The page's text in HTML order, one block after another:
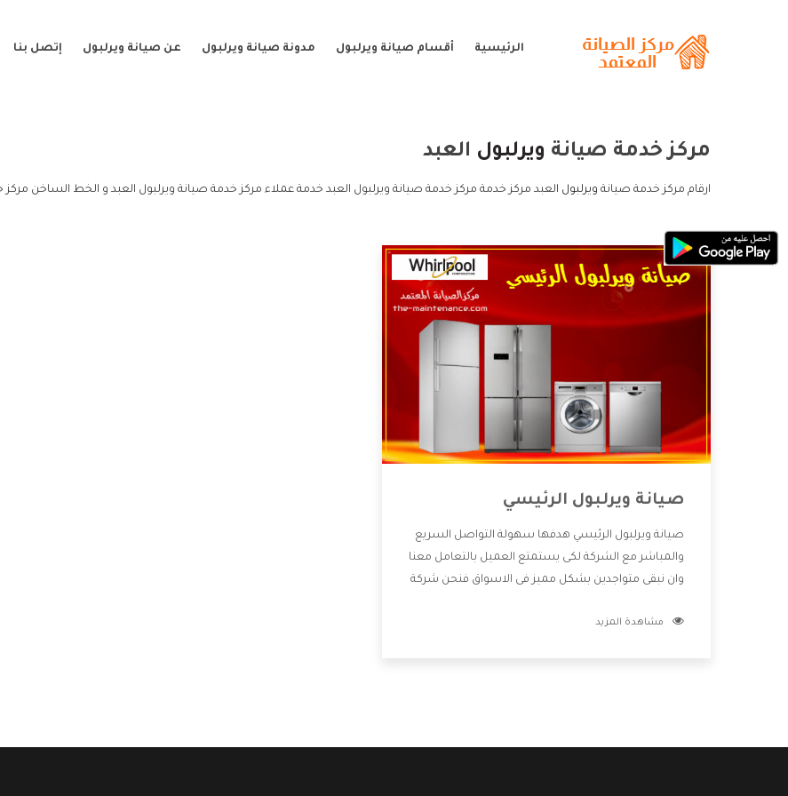
الرئيسية أقسام صيانة ويرلبول مدونة صيانة ويرلبول عن صيانة ويرلبول إتصل بنا
مركز خدمة صيانة ويرلبول العبد
ارقام مركز خدمة صيانة ويرلبول العبد مركز خدمة مركز خدمة صيانة ويرلبول العبد خدمة عملاء مركز خدمة صيانة ويرلبول العبد و الخط الساخن مركز
صيانة ويرلبول الرئيسي
صيانة ويرلبول الرئيسي هدفها سهولة التواصل السريع
والمباشر مع الشركة لكى يستمتع العميل بالتعامل معنا
وان نبقى متواجدين بشكل مميز فى الاسواق فنحن شركة
بالخدمات التى تنفرد الشركة بها والتى تكون منها خدمة
مشاهدة المزيد